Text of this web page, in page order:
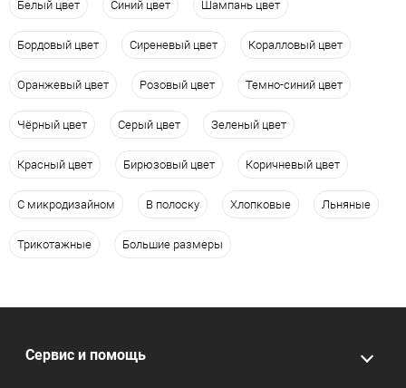
Белый цвет Синий цвет Шампань цвет
Бордовый цвет Сиреневый цвет Коралловый цвет
Оранжевый цвет Розовый цвет Темно-синий цвет
Чёрный цвет Серый цвет Зеленый цвет
Красный цвет Бирюзовый цвет Коричневый цвет
С микродизайном В полоску Хлопковые Льняные
Трикотажные Большие размеры
Сервис и помощь